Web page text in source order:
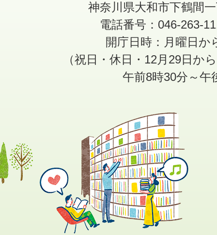
神奈川県大和市下鶴間
電話番号：046-263-
開庁日時：月曜日か
（祝日・休日・12月29日か
午前8時30分～午